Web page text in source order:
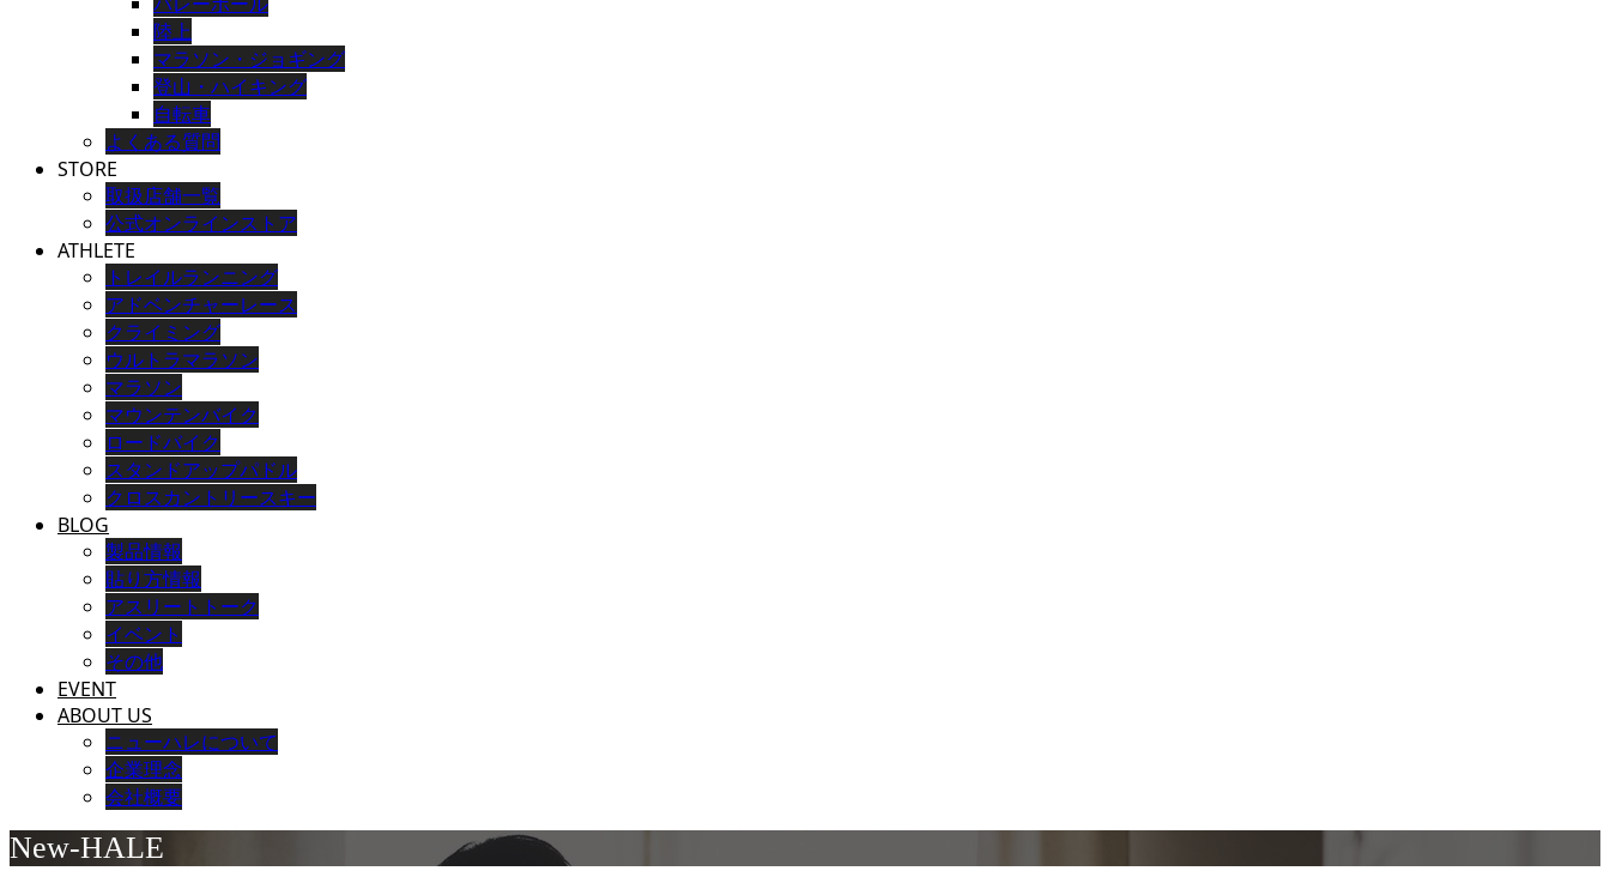
陸上
マラソン・ジョギング
登山・ハイキング
自転車
よくある質問
STORE
取扱店舗一覧
公式オンラインストア
ATHLETE
トレイルランニング
アドベンチャーレース
クライミング
ウルトラマラソン
マラソン
マウンテンバイク
ロードバイク
スタンドアップパドル
クロスカントリースキー
BLOG
製品情報
貼り方情報
アスリートトーク
イベント
その他
EVENT
ABOUT US
ニューハレについて
企業理念
会社概要
New-HALE